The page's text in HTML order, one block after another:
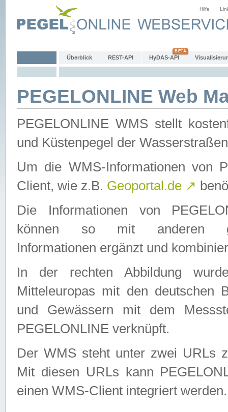
Hilfe
Überblick REST-API HyDAS-API
PEGELONLINE Web
PEGELONLINE WMS stellt
und Küstenpegel der
Um die WMS-Informationen von
Client, wie z.B. Geoportal.de ↗
Die Informationen von
können so mit anderen
Informationen ergänzt und
In der rechten Abbildung
Mitteleuropas mit den deutschen
und Gewässern mit dem
PEGELONLINE verknüpft.
Der WMS steht unter zwei URLs
Mit diesen URLs kann
einen WMS-Client integriert werden.